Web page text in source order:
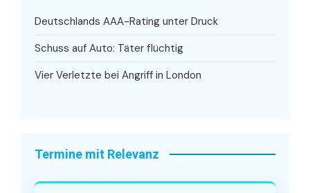
Deutschlands AAA-Rating unter Druck
Schuss auf Auto: Täter flüchtig
Vier Verletzte bei Angriff in London
Termine mit Relevanz